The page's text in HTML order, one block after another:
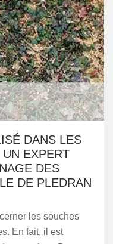
DANS LES
EXPERT
DES
DE PLEDRAN
les souches
En fait, il est